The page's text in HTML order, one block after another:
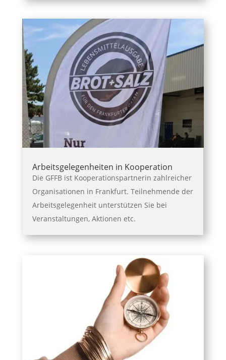
Arbeitsgelegenheiten in Kooperation
Die GFFB ist Kooperationspartnerin zahlreicher
Organisationen in Frankfurt. Teilnehmende der
Arbeitsgelegenheit unterstützen Sie bei
Veranstaltungen, Aktionen etc.